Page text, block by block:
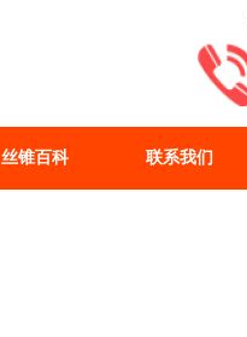
丝锥百科 联系我们